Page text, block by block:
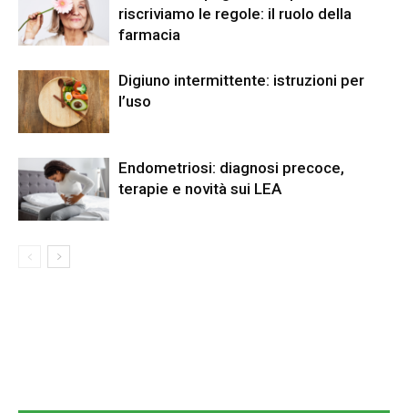
riscriviamo le regole: il ruolo della
farmacia
Digiuno intermittente: istruzioni per
l’uso
Endometriosi: diagnosi precoce,
terapie e novità sui LEA